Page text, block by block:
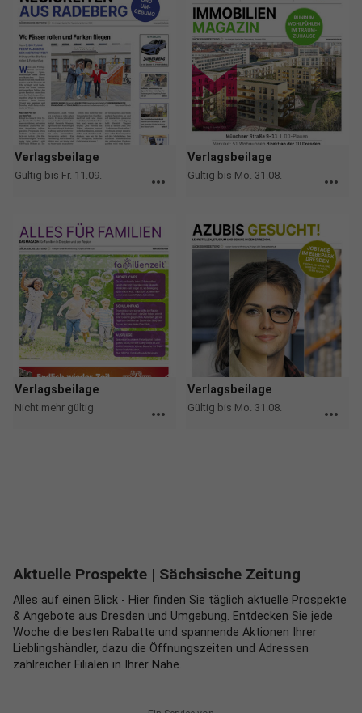
Verlagsbeilage
Gültig bis Fr. 11.09. more_horiz
Verlagsbeilage
Gültig bis Mo. 31.08. more_horiz
Verlagsbeilage
Nicht mehr gültig more_horiz
Verlagsbeilage
Gültig bis Mo. 31.08. more_horiz
Aktuelle Prospekte | Sächsische Zeitung
Alles auf einen Blick - Hier finden Sie täglich aktuelle Prospekte
& Angebote aus Dresden und Umgebung. Entdecken Sie jede
Woche die besten Rabatte und spannende Aktionen Ihrer
Lieblingshändler, dazu die Öffnungszeiten und Adressen
zahlreicher Filialen in Ihrer Nähe.